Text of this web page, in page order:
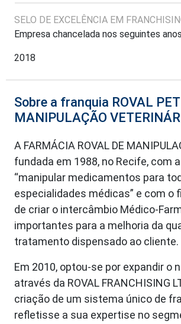
SELO DE EXCELÊNCIA EM
Empresa chancelada nos seguintes
2018
Sobre a franquia ROVAL
MANIPULAÇÃO
A FARMÁCIA ROVAL DE
fundada em 1988, no Recife, com
“manipular medicamentos para
especialidades médicas” e com o
de criar o intercâmbio Médico-
importantes para a melhoria da
tratamento dispensado ao cliente.
Em 2010, optou-se por expandir o
através da ROVAL FRANCHISING
criação de um sistema único de
refletisse a sua expertise no